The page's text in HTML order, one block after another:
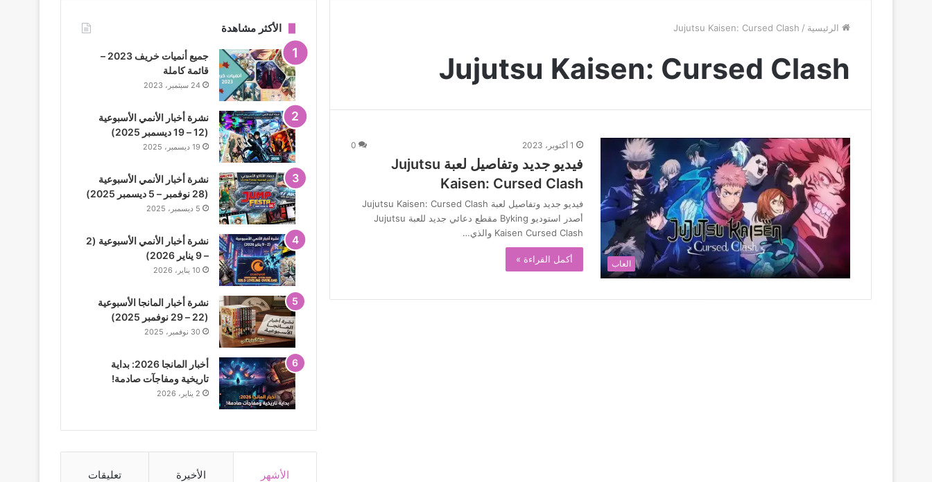
الرئيسية /
Jujutsu Kaisen: Cursed Clash
Jujutsu Kaisen: Cursed Clash
العاب
1 أكتوبر، 2023 0
فيديو جديد وتفاصيل لعبة Jujutsu
Kaisen: Cursed Clash
فيديو جديد وتفاصيل لعبة Jujutsu Kaisen: Cursed Clash
أصدر استوديو Byking مقطع دعائي جديد للعبة Jujutsu
Kaisen Cursed Clash والذي…
أكمل القراءة »
الأكثر مشاهدة
جميع أنميات خريف 2023 –
قائمة كاملة
24 سبتمبر، 2023
نشرة أخبار الأنمي الأسبوعية
(12 – 19 ديسمبر 2025)
19 ديسمبر، 2025
نشرة أخبار الأنمي الأسبوعية
(28 نوفمبر – 5 ديسمبر 2025)
5 ديسمبر، 2025
نشرة أخبار الأنمي الأسبوعية (2
– 9 يناير 2026)
10 يناير، 2026
نشرة أخبار المانجا الأسبوعية
(22 – 29 نوفمبر 2025)
30 نوفمبر، 2025
أخبار المانجا 2026: بداية
تاريخية ومفاجآت صادمة!
2 يناير، 2026
الأشهر الأخيرة تعليقات